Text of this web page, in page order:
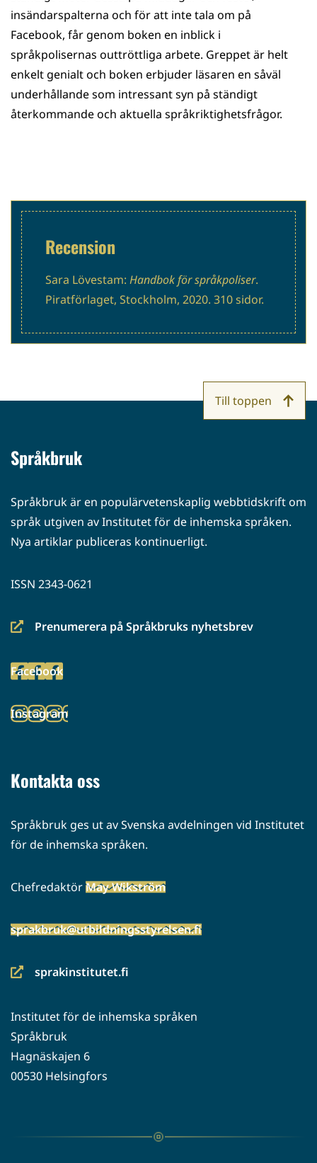
insändarspalterna och för att inte tala om på
Facebook, får genom boken en inblick i
språkpolisernas outtröttliga arbete. Greppet är helt
enkelt genialt och boken erbjuder läsaren en såväl
underhållande som intressant syn på ständigt
återkommande och aktuella språkriktighetsfrågor.
Recension
Sara Lövestam: Handbok för språkpoliser.
Piratförlaget, Stockholm, 2020. 310 sidor.
Språkbruk
Språkbruk är en populärvetenskaplig webbtidskrift om
språk utgiven av Institutet för de inhemska språken.
Nya artiklar publiceras kontinuerligt.
ISSN 2343-0621
Prenumerera på Språkbruks nyhetsbrev
(siirryt
palveluun)
Facebook
(siirryt
palveluun)
Instagram
(siirryt
Kontakta oss
Språkbruk ges ut av Svenska avdelningen vid Institutet
för de inhemska språken.
ChefredaktörMay Wikström
sprakbruk@utbildningsstyrelsen.fi
sprakinstitutet.fi
(siirryt
palveluun)
Institutet för de inhemska språken
Språkbruk
Hagnäskajen 6
00530 Helsingfors
Till toppen